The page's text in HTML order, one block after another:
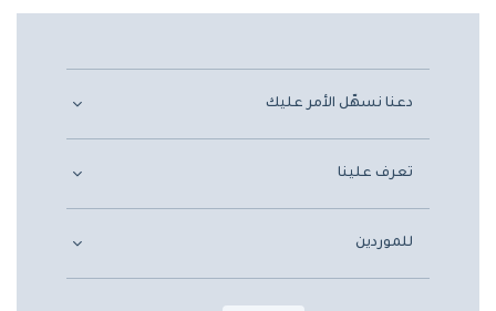
دعنا نسهّل الأمر عليك
تعرف علينا
للموردين